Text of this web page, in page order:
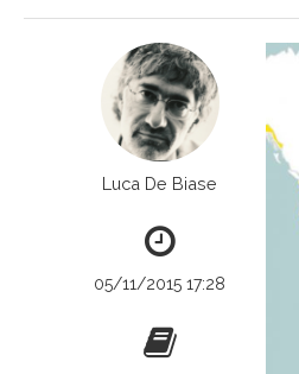
Luca De Biase
05/11/2015 17:28